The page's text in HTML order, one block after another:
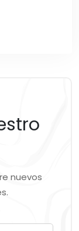
nuevos